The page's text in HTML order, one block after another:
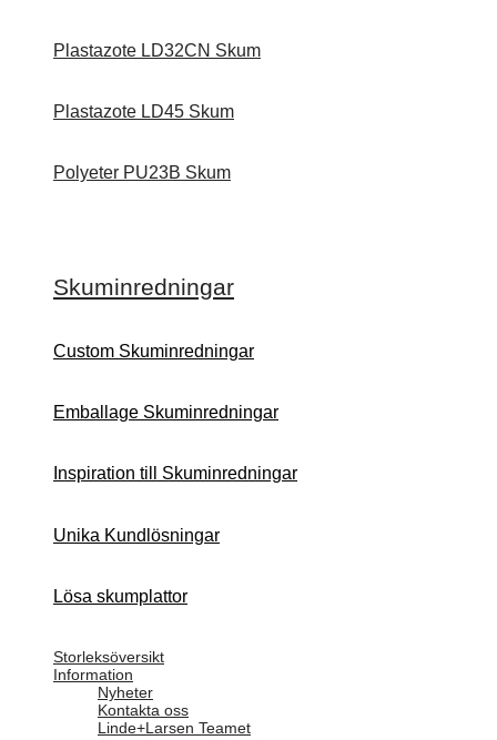
Plastazote LD32CN Skum
Plastazote LD45 Skum
Polyeter PU23B Skum
Skuminredningar
Custom Skuminredningar
Emballage Skuminredningar
Inspiration till Skuminredningar
Unika Kundlösningar
Lösa skumplattor
Storleksöversikt
Information
Nyheter
Kontakta oss
Linde+Larsen Teamet